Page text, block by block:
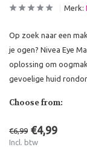
Merk:
Op zoek naar een
je ogen? Nivea Eye
oplossing om
gevoelige huid
Choose from:
€6,99 €4,99
Incl. btw